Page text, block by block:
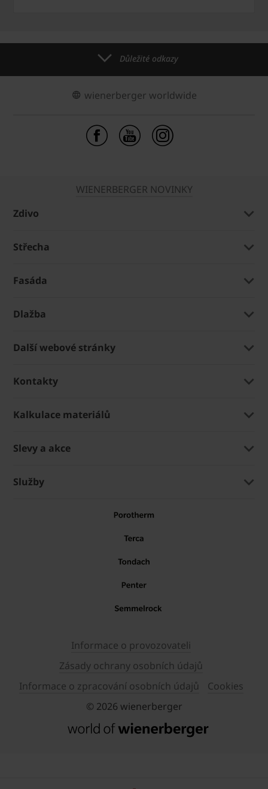
Důležité odkazy
wienerberger worldwide
WIENERBERGER NOVINKY
Zdivo
Střecha
Fasáda
Dlažba
Další webové stránky
Kontakty
Kalkulace materiálů
Slevy a akce
Služby
Informace o provozovateli
Zásady ochrany osobních údajů
Informace o zpracování osobních údajů
Cookies
© 2026 wienerberger